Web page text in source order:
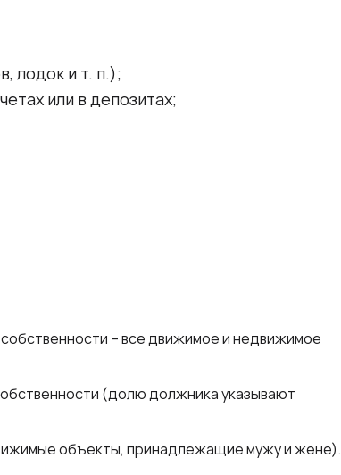
лодок и т. п.);
или в депозитах;
– все движимое и недвижимое
(долю должника указывают
объекты, принадлежащие мужу и жене).